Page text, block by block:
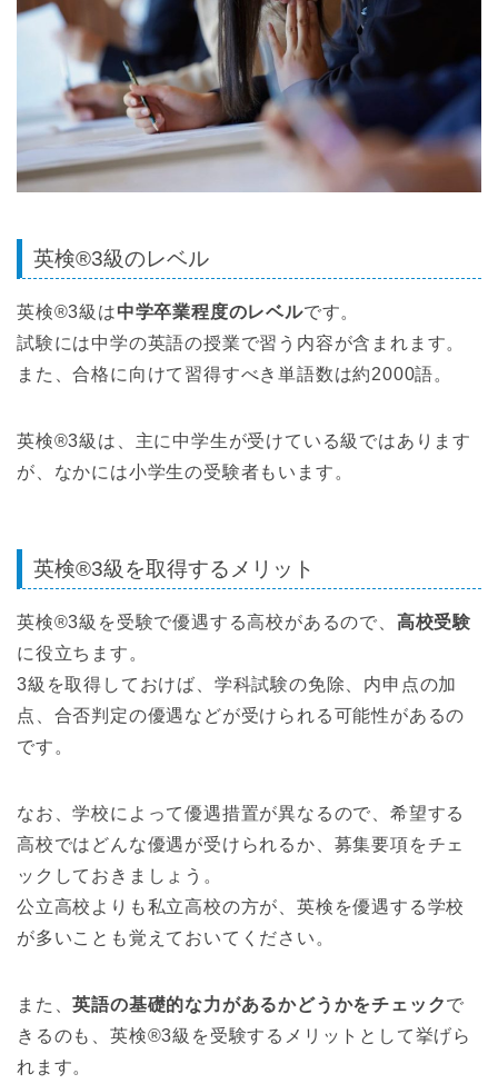
英検®3級のレベル
英検®3級は中学卒業程度のレベルです。
試験には中学の英語の授業で習う内容が含まれます。
また、合格に向けて習得すべき単語数は約2000語。
英検®3級は、主に中学生が受けている級ではあります
が、なかには小学生の受験者もいます。
英検®3級を取得するメリット
英検®3級を受験で優遇する高校があるので、 高校受験
に役立ちます。
3級を取得しておけば、学科試験の免除、内申点の加
点、合否判定の優遇などが受けられる可能性があるの
です。
なお、学校によって優遇措置が異なるので、希望する
高校ではどんな優遇が受けられるか、募集要項をチェ
ックしておきましょう。
公立高校よりも私立高校の方が、英検を優遇する学校
が多いことも覚えておいてください。
また、英語の基礎的な力があるかどうかをチェックで
きるのも、英検®3級を受験するメリットとして挙げら
れます。